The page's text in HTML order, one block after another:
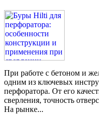
При работе с бетоном и
одним из ключевых
перфоратора. От его
сверления, точность
На рынке...